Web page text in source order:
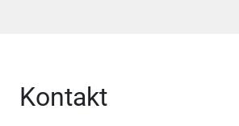
Kontakt